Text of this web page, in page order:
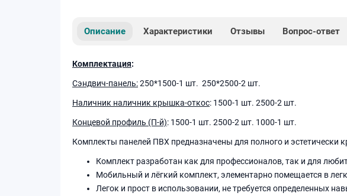
Описание Характеристики Отзывы Вопрос-ответ
Комплектация:
Сэндвич-панель:250*1500-1 шт. 250*2500-2 шт.
Наличник наличник крышка-откос: 1500-1 шт. 2500-2 шт.
Концевой профиль (П-й): 1500-1 шт. 2500-2 шт. 1000-1 шт.
Комплекты панелей ПВХ предназначены для полного и эстетически
Комплект разработан как для профессионалов, так и для
Мобильный и лёгкий комплект, элементарно помещается в
Легок и прост в использовании, не требуется определенных